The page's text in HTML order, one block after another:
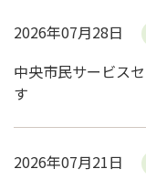
2026年07月28日
中央市民サービス
す
2026年07月21日